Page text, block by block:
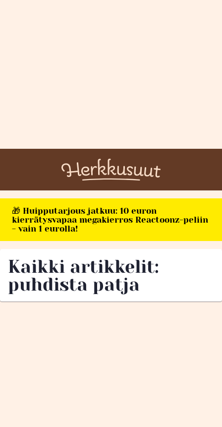
🎁 Huipputarjous jatkuu: 10 euron
kierrätysvapaa megakierros Reactoonz-peliin
- vain 1 eurolla!
Kaikki artikkelit:
puhdista patja